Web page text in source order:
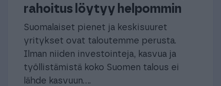
rahoitus löytyy helpommin
Suomalaiset pienet ja keskisuuret
yritykset ovat taloutemme perusta.
Ilman niiden investointeja, kasvua ja
työllistämistä koko Suomen talous ei
lähde kasvuun....